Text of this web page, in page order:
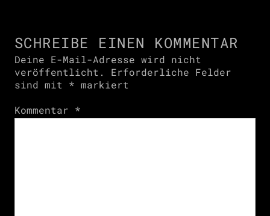
SCHREIBE EINEN KOMMENTAR
Deine E-Mail-Adresse wird nicht
veröffentlicht.
Erforderliche Felder
sind mit * markiert
Kommentar *